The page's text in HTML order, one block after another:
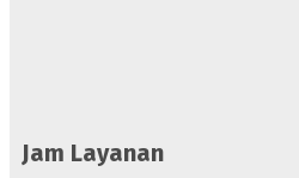
Jam Layanan